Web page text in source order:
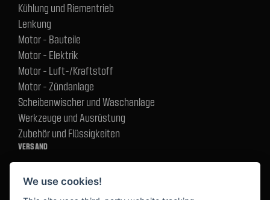
Kühlung und Riementrieb
Lenkung
Motor - Bauteile
Motor - Elektrik
Motor - Luft-/Kraftstoff
Motor - Zündanlage
Scheibenwischer und Waschanlage
Werkzeuge und Ausrüstung
Zubehör und Flüssigkeiten
VERSAND
We use cookies!